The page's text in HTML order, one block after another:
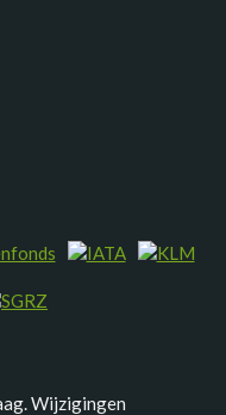
Wijzigingen